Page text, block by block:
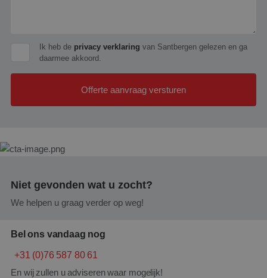
Ik heb de privacy verklaring van Santbergen gelezen en ga
daarmee akkoord.
Offerte aanvraag versturen
Niet gevonden wat u zocht?
We helpen u graag verder op weg!
Bel ons vandaag nog
+31 (0)76 587 80 61
En wij zullen u adviseren waar mogelijk!